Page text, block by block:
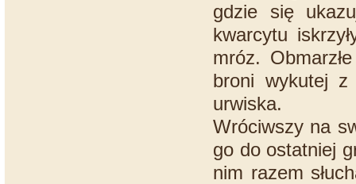
gdzie się
kwarcytu
mróz.
broni wykutej z
urwiska.
Wróciwszy na
go do ostatniej
nim razem